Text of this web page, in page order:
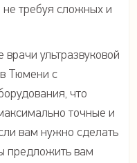
не требуя сложных и
ультразвуковой
Тюмени с
что
точные и
вам нужно сделать
предложить вам